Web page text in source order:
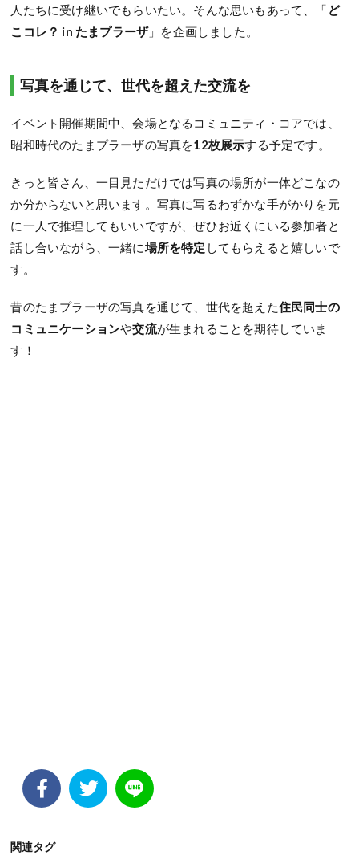
人たちに受け継いでもらいたい。そんな思いもあって、「 ど
こコレ？ in たまプラーザ」を企画しました。
写真を通じて、世代を超えた交流を
イベント開催期間中、会場となるコミュニティ・コアでは、
昭和時代のたまプラーザの写真を12枚展示する予定です。
きっと皆さん、一目見ただけでは写真の場所が一体どこなの
か分からないと思います。写真に写るわずかな手がかりを元
に一人で推理してもいいですが、ぜひお近くにいる参加者と
話し合いながら、一緒に場所を特定 してもらえると嬉しいで
す。
昔のたまプラーザの写真を通じて、世代を超えた住民同士の
コミュニケーションや交流が生まれることを期待していま
す！
関連タグ